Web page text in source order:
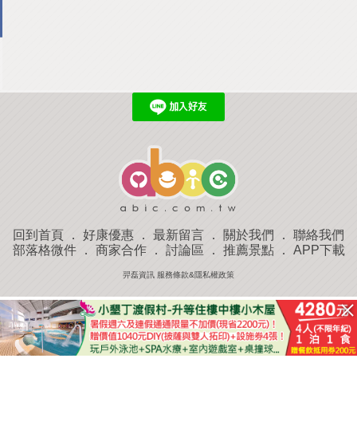
回到首頁 ． 好康優惠 ． 最新留言 ． 關於我們 ． 聯絡我們
部落格微件． 商家合作． 討論區 ． 推薦景點． APP下載
羿磊資訊 服務條款&隱私權政策